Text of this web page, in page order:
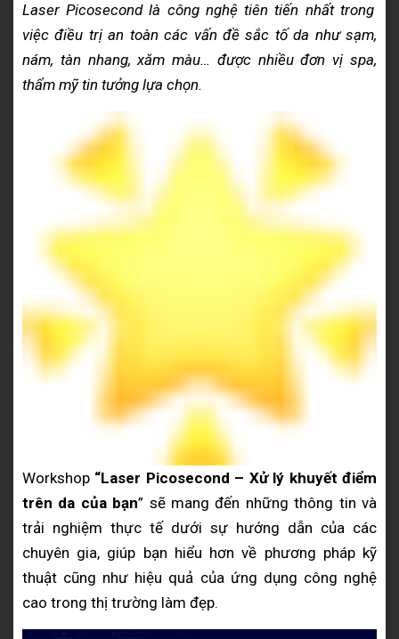
Laser Picosecond là công nghệ tiên tiến nhất trong
việc điều trị an toàn các vấn đề sắc tố da như sạm,
nám, tàn nhang, xăm màu… được nhiều đơn vị spa,
thẩm mỹ tin tưởng lựa chọn.
Workshop “Laser Picosecond – Xử lý khuyết điểm
trên da của bạn” sẽ mang đến những thông tin và
trải nghiệm thực tế dưới sự hướng dẫn của các
chuyên gia, giúp bạn hiểu hơn về phương pháp kỹ
thuật cũng như hiệu quả của ứng dụng công nghệ
cao trong thị trường làm đẹp.